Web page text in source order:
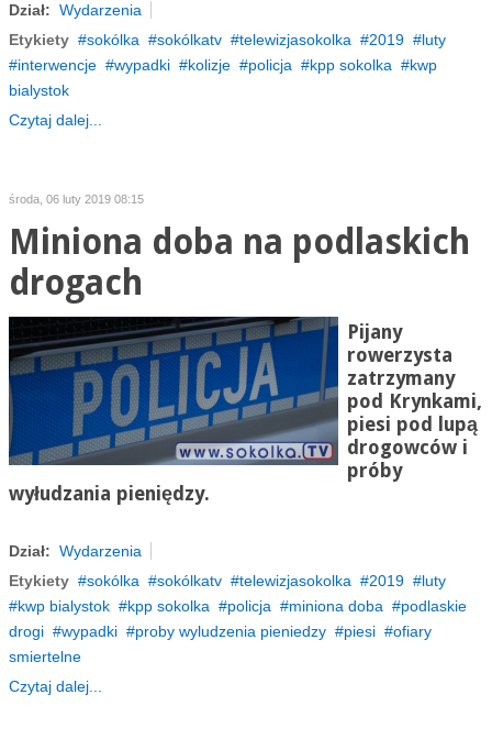
Dział: Wydarzenia
Etykiety
sokólka sokólkatv telewizjasokolka 2019
luty
interwencje
wypadki kolizje policja kpp sokolka
kwp
bialystok
Czytaj dalej...
środa, 06 luty 2019 08:15
Miniona doba na podlaskich
drogach
Pijany
rowerzysta
zatrzymany
pod Krynkami,
piesi pod lupą
drogowców i
próby
wyłudzania pieniędzy.
Dział: Wydarzenia
Etykiety
sokólka sokólkatv telewizjasokolka 2019
luty
kwp bialystok
kpp sokolka policja miniona doba
podlaskie
drogi
wypadki proby wyludzenia pieniedzy piesi
ofiary
smiertelne
Czytaj dalej...